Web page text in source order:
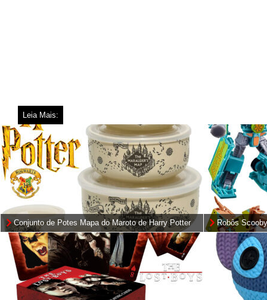
Leia Mais:
Conjunto de Potes Mapa do Maroto de Harry Potter
Robôs
Mysterious